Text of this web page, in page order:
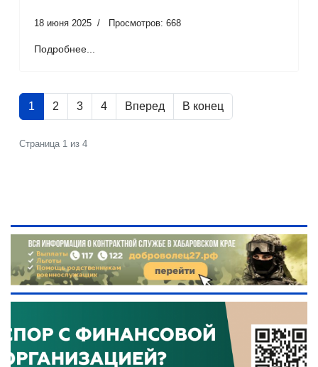
18 июня 2025 Просмотров: 668
Подробнее...
1 2 3 4 Вперед В конец
Страница 1 из 4